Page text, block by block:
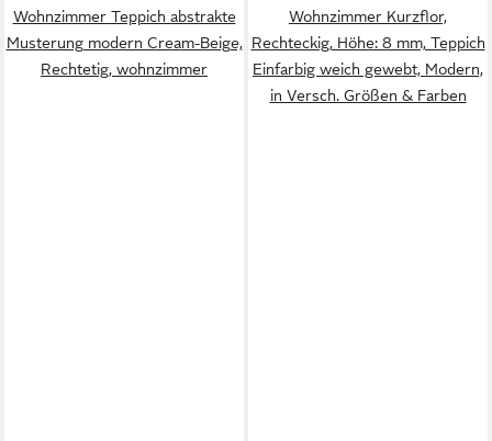
Wohnzimmer Teppich abstrakte
Musterung modern Cream-Beige,
Rechtetig, wohnzimmer
Wohnzimmer Kurzflor,
Rechteckig, Höhe: 8 mm, Teppich
Einfarbig weich gewebt, Modern,
in Versch. Größen & Farben